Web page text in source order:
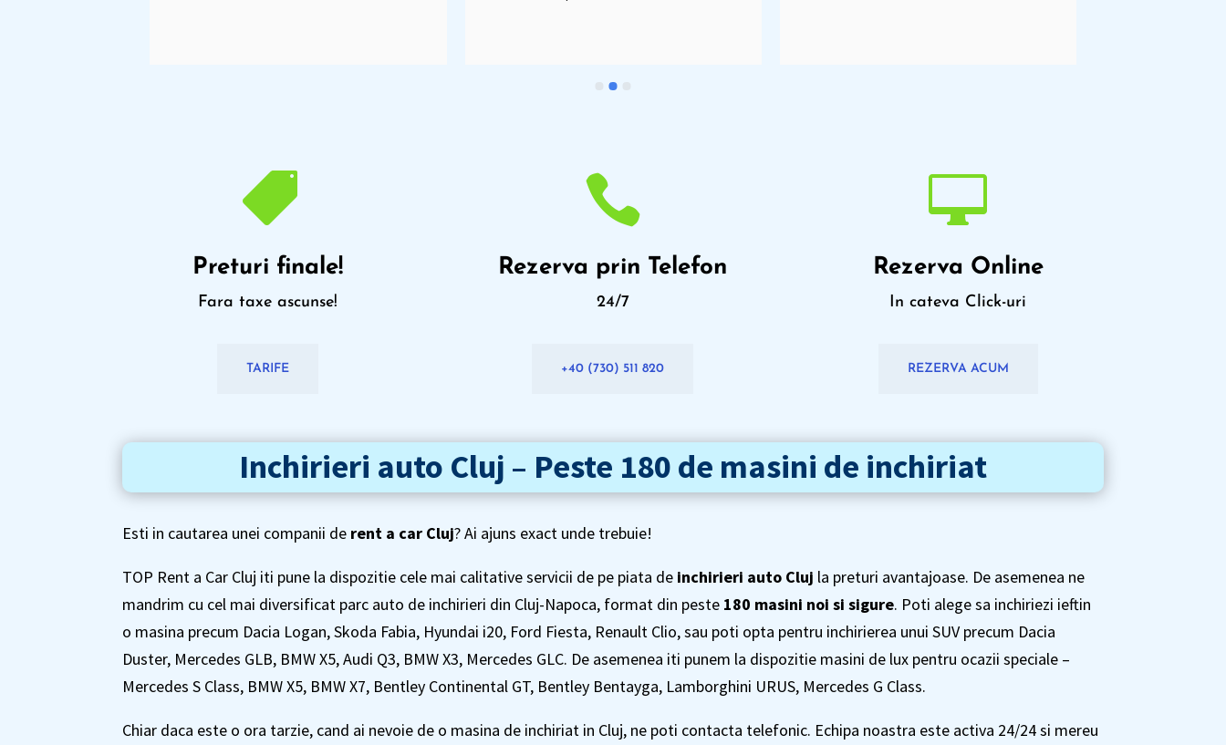

Preturi finale!
Fara taxe ascunse!
TARIFE

Rezerva prin Telefon
24/7
+40 (730) 511 820

Rezerva Online
In cateva Click-uri
REZERVA ACUM
Inchirieri auto Cluj – Peste 180 de masini de inchiriat
Esti in cautarea unei companii de rent a car Cluj? Ai ajuns exact unde trebuie!
TOP Rent a Car Cluj iti pune la dispozitie cele mai calitative servicii de pe piata de inchirieri auto Cluj la preturi avantajoase. De asemenea ne
mandrim cu cel mai diversificat parc auto de inchirieri din Cluj-Napoca, format din peste 180 masini noi si sigure. Poti alege sa inchiriezi ieftin
o masina precum Dacia Logan, Skoda Fabia, Hyundai i20, Ford Fiesta, Renault Clio, sau poti opta pentru inchirierea unui SUV precum Dacia
Duster, Mercedes GLB, BMW X5, Audi Q3, BMW X3, Mercedes GLC. De asemenea iti punem la dispozitie masini de lux pentru ocazii speciale –
Mercedes S Class, BMW X5, BMW X7, Bentley Continental GT, Bentley Bentayga, Lamborghini URUS, Mercedes G Class.
Chiar daca este o ora tarzie, cand ai nevoie de o masina de inchiriat in Cluj, ne poti contacta telefonic. Echipa noastra este activa 24/24 si mereu